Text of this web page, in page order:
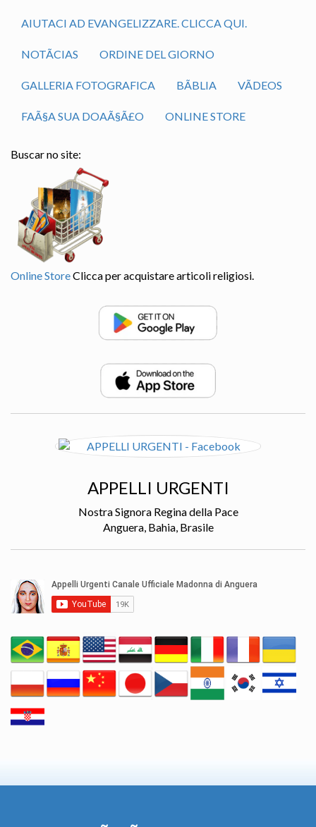
AIUTACI AD EVANGELIZZARE. CLICCA QUI.
NOTÃ­CIAS ORDINE DEL GIORNO
GALLERIA FOTOGRAFICA BÃ­BLIA VÃ­DEOS
FAÃ§A SUA DOAÃ§Ã£O ONLINE STORE
Buscar no site:
Online StoreClicca per acquistare articoli religiosi.
APPELLI URGENTI
Nostra Signora Regina della Pace
Anguera, Bahia, Brasile